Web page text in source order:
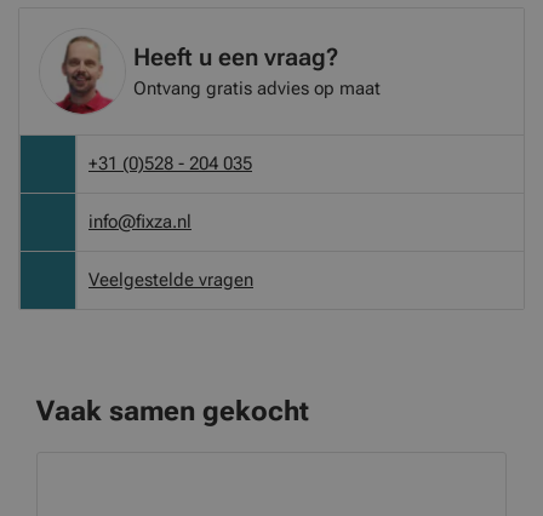
Heeft u een vraag?
Ontvang gratis advies op maat
+31 (0)528 - 204 035
info@fixza.nl
Veelgestelde vragen
Vaak samen gekocht